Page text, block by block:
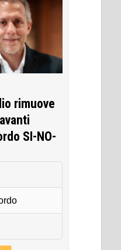
rimuove
SI-NO-